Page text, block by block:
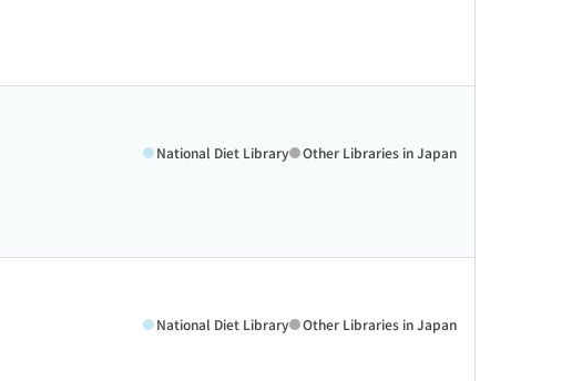
National Diet Library Other Libraries in Japan
National Diet Library Other Libraries in Japan